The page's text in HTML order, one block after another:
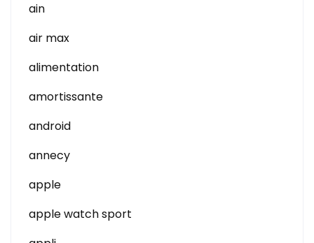
ain
air max
alimentation
amortissante
android
annecy
apple
apple watch sport